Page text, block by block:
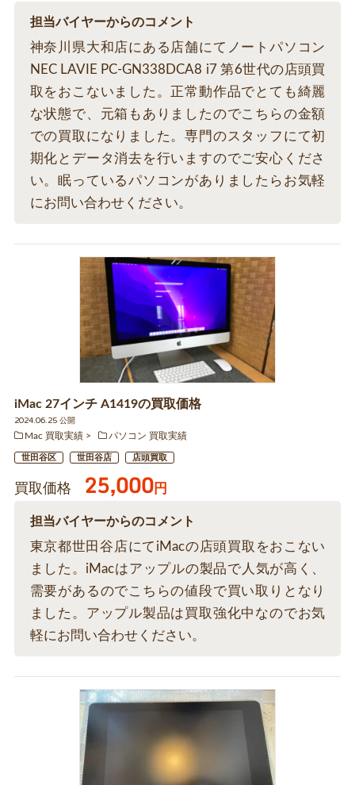
担当バイヤーからのコメント
神奈川県大和店にある店舗にてノートパソコン
NEC LAVIE PC-GN338DCA8 i7 第6世代の店頭買
取をおこないました。正常動作品でとても綺麗
な状態で、元箱もありましたのでこちらの金額
での買取になりました。専門のスタッフにて初
期化とデータ消去を行いますのでご安心くださ
い。眠っているパソコンがありましたらお気軽
にお問い合わせください。
iMac 27インチ A1419の買取価格
2024.06.25 公開
Mac 買取実績
パソコン 買取実績
世田谷区 世田谷店 店頭買取
買取価格 25,000円
担当バイヤーからのコメント
東京都世田谷店にてiMacの店頭買取をおこない
ました。iMacはアップルの製品で人気が高く、
需要があるのでこちらの値段で買い取りとなり
ました。アップル製品は買取強化中なのでお気
軽にお問い合わせください。